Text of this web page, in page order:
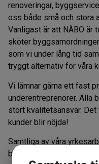
renoveringar,
oss både små och stora
Vanligast är att NÄBO är
sköter
som vi under lång tid
tryggt alternativ för våra
Vi lämnar gärna ett fast
underentreprenörer. Alla
stort kvalitetsansvar.
kunder blir nöjda!
Samtliga av våra
byggnadsteknisk